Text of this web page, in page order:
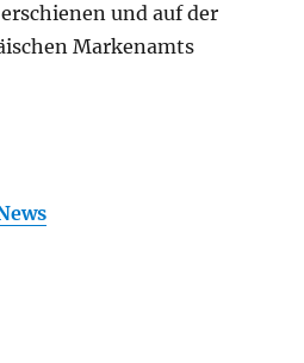
und auf der
Markenamts